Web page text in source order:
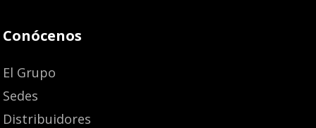
Conócenos
El Grupo
Sedes
Distribuidores